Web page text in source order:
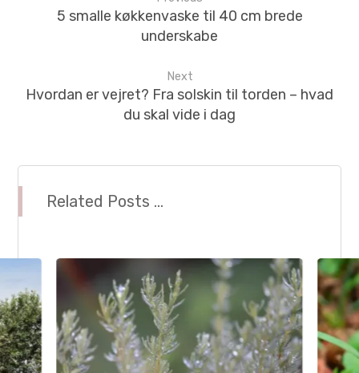
5 smalle køkkenvaske til 40 cm brede
underskabe
Next
Hvordan er vejret? Fra solskin til torden – hvad
du skal vide i dag
Related Posts ...